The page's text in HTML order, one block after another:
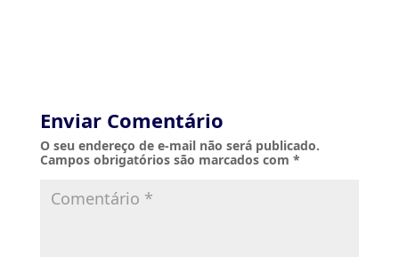
Enviar Comentário
O seu endereço de e-mail não será publicado.
Campos obrigatórios são marcados com *